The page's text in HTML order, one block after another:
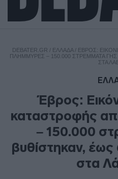
DEBATER.GR / ΕΛΛΑΔΑ/ ΈΒΡΟΣ:
ΠΛΗΜΜΎΡΕΣ – 150.000 ΣΤΡΈΜΜΑΤΑ
ΣΤΑ
Έβρος:
καταστροφής
– 150.000
βυθίστηκαν,
στα